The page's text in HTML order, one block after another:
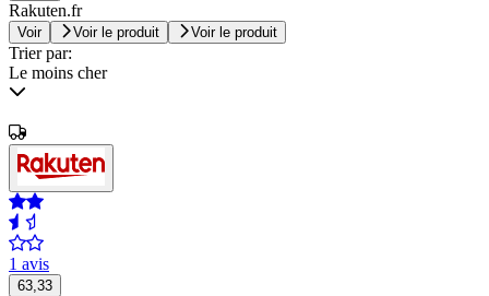
Rakuten.fr
Voir Voir le produit Voir le produit
Trier par:
Le moins cher
1 avis
63,33